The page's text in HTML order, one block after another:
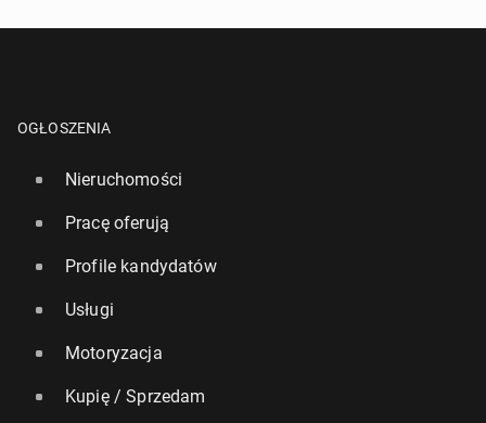
OGŁOSZENIA
Nieruchomości
Pracę oferują
Profile kandydatów
Usługi
Motoryzacja
Kupię / Sprzedam